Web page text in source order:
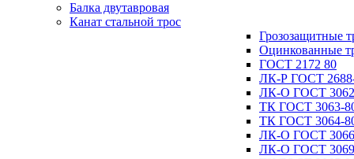
Балка двутавровая
Канат стальной трос
Грозозащитные
Оцинкованные
ГОСТ 2172 80
ЛК-Р ГОСТ
ЛК-О ГОСТ
ТК ГОСТ 3063-
ТК ГОСТ 3064-
ЛК-О ГОСТ
ЛК-О ГОСТ